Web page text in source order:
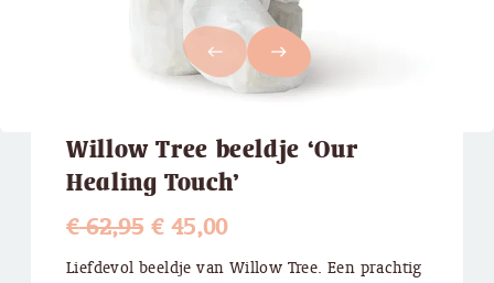
west east
Willow Tree beeldje ‘Our
Healing Touch’
€62,95 Oorspronkelijke
prijs
€45,00Huidige
prijs
Liefdevol beeldje van Willow Tree. Een prachtig